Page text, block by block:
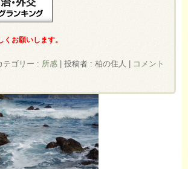
くお願いします。
テゴリー : 所感 | 投稿者 : 柏の住人 | コメント